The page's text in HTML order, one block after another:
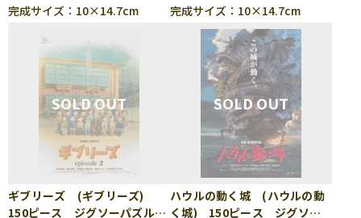
完成サイズ：10×14.7cm 完成サイズ：10×14.7cm
ギブリーズ (ギブリーズ)
150ピース ジグソーパズル
ハウルの動く城 (ハウルの動
く城) 150ピース ジグソー